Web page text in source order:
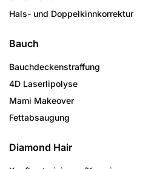
Hals- und Doppelkinnkorrektur
Bauch
Bauchdeckenstraffung
4D Laserlipolyse
Mami Makeover
Fettabsaugung
Diamond Hair